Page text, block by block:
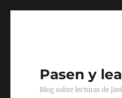
Pasen y
Blog sobre lecturas de